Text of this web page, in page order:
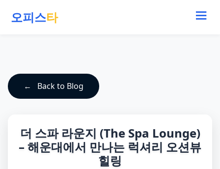
오피스타
Back to Blog
더 스파 라운지 (The Spa Lounge)
– 해운대에서 만나는 럭셔리 오션뷰
힐링